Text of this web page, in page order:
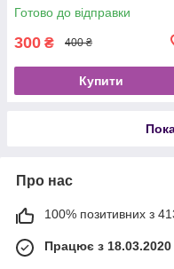
Готово до відправки
300 ₴ 400 ₴
Купити
Про нас
100% позитивних з 413
Працює з 18.03.2020